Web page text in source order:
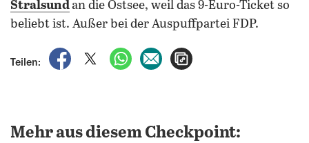
Stralsundan die Ostsee, weil das 9-Euro-Ticket so
beliebt ist. Außer bei der Auspuffpartei FDP.
Teilen:
auf Facebook teilen
auf X teilenper WhatsApp teilen
per E-Mail teilen
Mehr aus diesem Checkpoint: